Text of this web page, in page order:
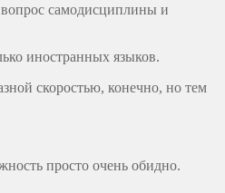
самодисциплины и
иностранных языков.
скоростью, конечно, но тем
просто очень обидно.